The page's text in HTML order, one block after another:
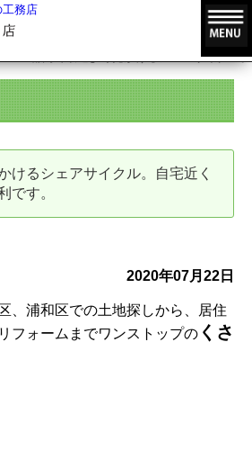
務店
都内で最近よく見かけるシェアサイクル
けるシェアサイクル。自宅近く
です。
2020年07月22日
、浦和区での土地探しから、居住
フォームまでワンストップの くさ